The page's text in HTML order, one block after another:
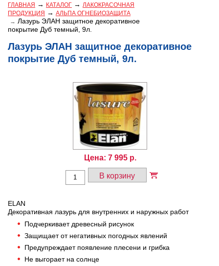
ГЛАВНАЯ → КАТАЛОГ → ЛАКОКРАСОЧНАЯ
ПРОДУКЦИЯ → АЛЬПА ОГНЕБИОЗАЩИТА
→ Лазурь ЭЛАН защитное декоративное
покрытие Дуб темный, 9л.
Лазурь ЭЛАН защитное декоративное
покрытие Дуб темный, 9л.
Цена: 7 995р.
В корзину
ELAN
Декоративная лазурь для внутренних и наружных работ
Подчеркивает древесный рисунок
Защищает от негативных погодных явлений
Предупреждает появление плесени и грибка
Не выгорает на солнце